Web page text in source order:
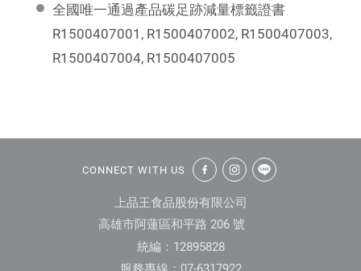
全國唯一通過產品碳足跡減量標籤證書
R1500407001, R1500407002, R1500407003,
R1500407004, R1500407005
CONNECT WITH US
上品王食品股份有限公司
高雄市阿蓮區和平路 206 號
統編：12895828